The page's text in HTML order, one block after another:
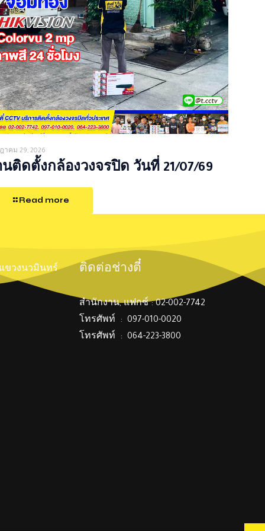
าคม 29, 2026
นติดตั้งกล้องวงจรปิด วันที่ 21/07/69
Read more
แขวงนวมินทร์ ติดต่อช่างตี๋
สำนักงาน, แฟกซ์ : 02-002-7742
โทรศัพท์ : 097-010-0020
โทรศัพท์ : 064-223-3800